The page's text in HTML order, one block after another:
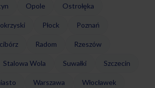
Opole Ostrołęka
Płock Poznań
Radom Rzeszów
Stalowa Wola Suwałki Szczecin
Warszawa Włocławek